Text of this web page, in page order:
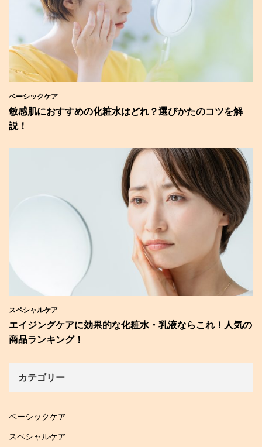
ベーシックケア
敏感肌におすすめの化粧水はどれ？選びかたのコツを解
説！
スペシャルケア
エイジングケアに効果的な化粧水・乳液ならこれ！人気の
商品ランキング！
カテゴリー
ベーシックケア
スペシャルケア